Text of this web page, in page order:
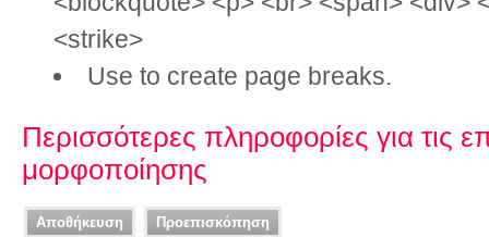
<strike>
Use to create page breaks.
Περισσότερες πληροφορίες για τις
μορφοποίησης